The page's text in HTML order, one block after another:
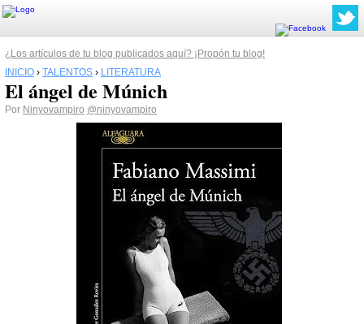
¿Los artículos de tu blog publicados aquí? ¡Propón tu blog!
INICIO › TALENTOS › LITERATURA
El ángel de Múnich
Por Ninyovampiro @ninyovampiro